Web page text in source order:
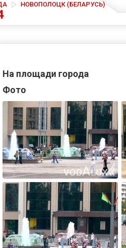
НОВОПОЛОЦК (БЕЛАРУСЬ)
На площади города
Фото